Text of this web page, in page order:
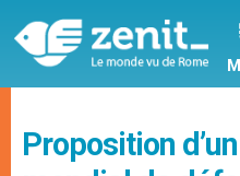
Proposition